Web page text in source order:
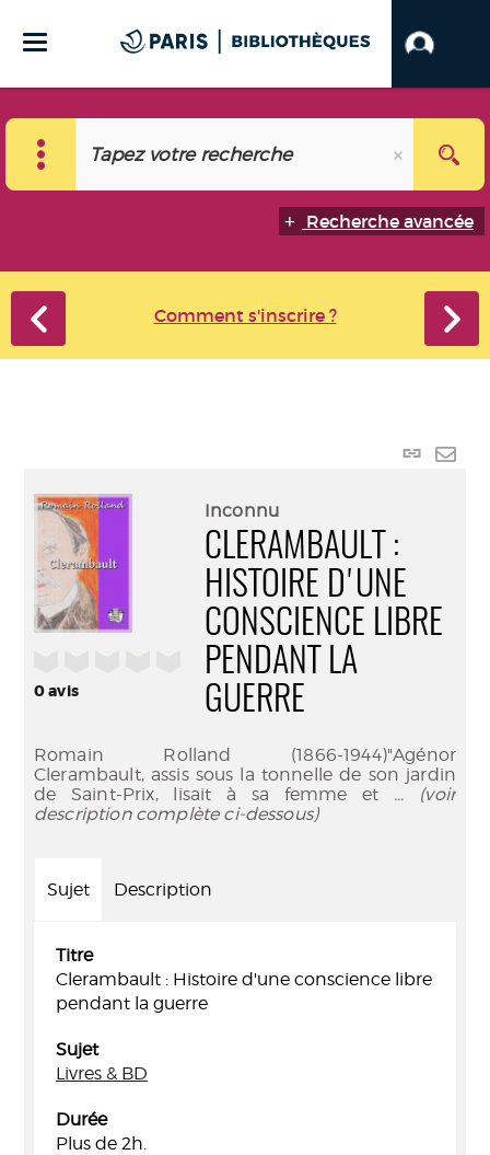
Recherche avancée
Comment s'inscrire ?
Lien
0avis
Inconnu
CLERAMBAULT :
HISTOIRE D'UNE
CONSCIENCE LIBRE
PENDANT LA
GUERRE
Romain Rolland (1866-1944)"Agénor
Clerambault, assis sous la tonnelle de son jardin
de Saint-Prix, lisait à sa femme et ... (voir
description complète ci-dessous)
Sujet Description
Titre
Clerambault : Histoire d'une conscience libre
pendant la guerre
Sujet
Livres & BD
Durée
Plus de 2h.